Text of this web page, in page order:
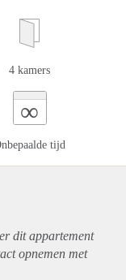
4 kamers
∞
tijd
ditappartement
opnemen met